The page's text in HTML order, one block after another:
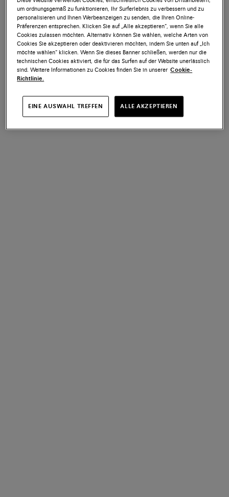
um ordnungsgemäß zu funktionieren, Ihr Surferlebnis zu verbessern und zu
personalisieren und Ihnen Werbeanzeigen zu senden, die Ihren Online-
Präferenzen entsprechen. Klicken Sie auf „Alle akzeptieren“, wenn Sie alle
Cookies zulassen möchten. Alternativ können Sie wählen, welche Arten von
Cookies Sie akzeptieren oder deaktivieren möchten, indem Sie unten auf „Ich
möchte wählen“ klicken. Wenn Sie dieses Banner schließen, werden nur die
technischen Cookies aktiviert, die für das Surfen auf der Website unerlässlich
sind. Weitere Informationen zu Cookies finden Sie in unserer Cookie-
Richtlinie.
EINE AUSWAHL TREFFEN ALLE AKZEPTIEREN